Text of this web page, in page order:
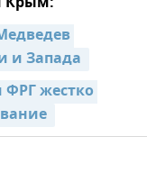
и Запада
ФРГ жестко